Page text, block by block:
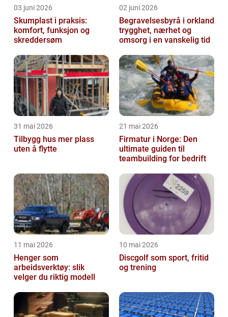
03 juni 2026
Skumplast i praksis:
komfort, funksjon og
skreddersøm
02 juni 2026
Begravelsesbyrå i orkland
trygghet, nærhet og
omsorg i en vanskelig tid
31 mai 2026
Tilbygg hus mer plass
uten å flytte
21 mai 2026
Firmatur i Norge: Den
ultimate guiden til
teambuilding for bedrift
11 mai 2026
Henger som
arbeidsverktøy: slik
velger du riktig modell
10 mai 2026
Discgolf som sport, fritid
og trening